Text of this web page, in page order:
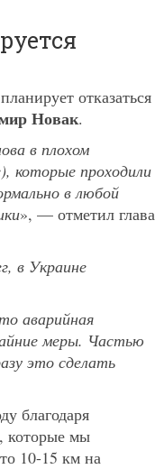
отказаться
Новак.
в плохом
которые проходили
в любой
», — отметил глава
в Украине
аварийная
меры. Частью
это сделать
благодаря
которые мы
10-15 км на